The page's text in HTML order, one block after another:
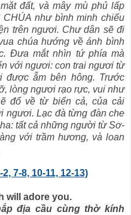
đất, và mây mù phủ lấp
như bình minh chiếu
trên ngươi. Chư dân sẽ đi
chúa hướng về ánh bình
Đưa mắt nhìn tứ phía mà
với ngươi: con trai ngươi từ
ẵm bên hông. Trước
lòng ngươi rạo rực, vui như
đổ về từ biển cả, của cải
ngươi. Lạc đà từng đàn che
tất cả những người từ Sơ-
với trầm hương, và loan
7-8, 10-11, 12-13)
will adore you.
địa cầu cùng thờ kính